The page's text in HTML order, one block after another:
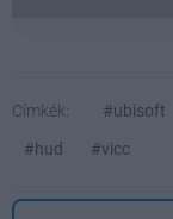
Címkék: #ubisoft
#hud
#vicc